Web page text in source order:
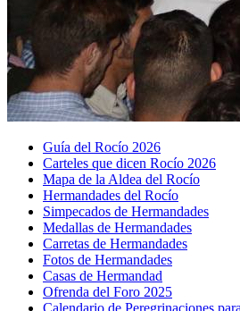
Guía del Rocío 2026
Carteles que dicen Rocío 2026
Mapa de la Aldea del Rocío
Hermandades del Rocío
Simpecados de Hermandades
Medallas de Hermandades
Carretas de Hermandades
Fotos de Hermandades
Casas de Hermandad
Ofrenda del Foro 2025